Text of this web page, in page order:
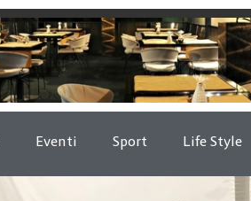
Eventi Sport Life Style